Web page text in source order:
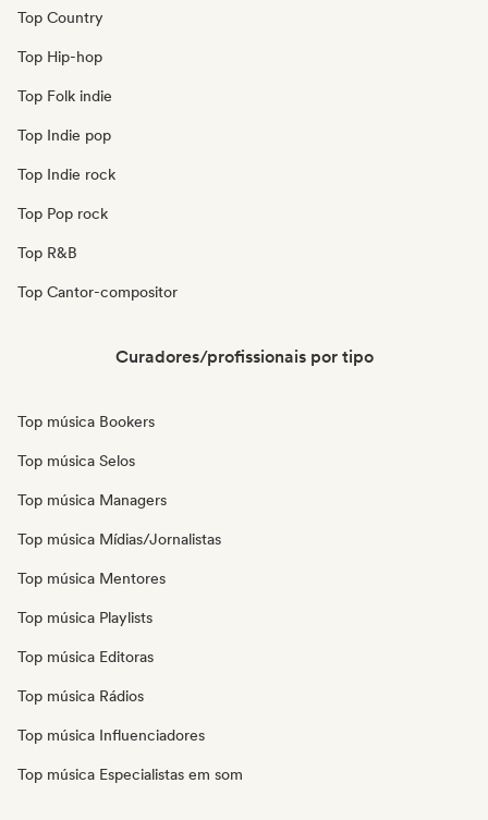
Top Country
Top Hip-hop
Top Folk indie
Top Indie pop
Top Indie rock
Top Pop rock
Top R&B
Top Cantor-compositor
Curadores/profissionais por tipo
Top música Bookers
Top música Selos
Top música Managers
Top música Mídias/Jornalistas
Top música Mentores
Top música Playlists
Top música Editoras
Top música Rádios
Top música Influenciadores
Top música Especialistas em som